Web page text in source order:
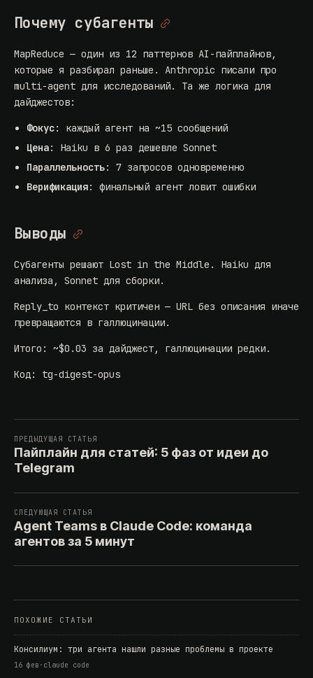
Почему субагенты
MapReduce — один из 12 паттернов AI-пайплайнов,
которые я разбирал раньше. Anthropic писали про
multi-agent для исследований. Та же логика для
дайджестов:
Фокус: каждый агент на ~15 сообщений
Цена: Haiku в 6 раз дешевле Sonnet
Параллельность: 7 запросов одновременно
Верификация: финальный агент ловит ошибки
Выводы
Субагенты решают Lost in the Middle. Haiku для
анализа, Sonnet для сборки.
Reply_to контекст критичен — URL без описания иначе
превращаются в галлюцинации.
Итого: ~$0.03 за дайджест, галлюцинации редки.
Код: tg-digest-opus
ПРЕДЫДУЩАЯ СТАТЬЯ
Пайплайн для статей: 5 фаз от идеи до
Telegram
СЛЕДУЮЩАЯ СТАТЬЯ
Agent Teams в Claude Code: команда
агентов за 5 минут
ПОХОЖИЕ СТАТЬИ
Консилиум: три агента нашли разные проблемы в проекте
16 фев · claude code